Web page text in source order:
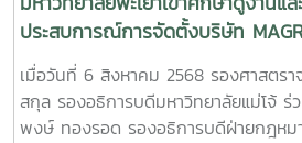
ประสบการณ์การจัดตั้งบริษัท
Company ของมหาวิทยาลัยแม่โจ้ ก
ทรัพย์สิน และข้อกฎหมายที่เกี่ยวข้อ
บุคลากรกองทรัพย์สิน และกองกฎห
เมื่อวันที่ 6 สิงหาคม 2568 รองศาสตร
สกุล รองอธิการบดีมหาวิทยาลัยแม่โจ้
พงษ์ ทองรอด รองอธิการบดีฝ่ายกฎหม